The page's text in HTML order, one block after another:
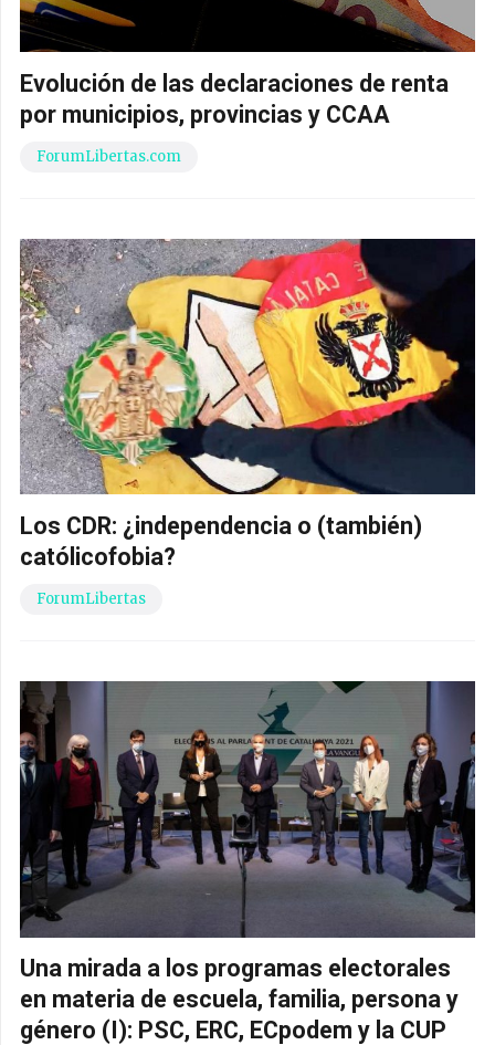
Evolución de las declaraciones de renta
por municipios, provincias y CCAA
ForumLibertas.com
Los CDR: ¿independencia o (también)
católicofobia?
ForumLibertas
Una mirada a los programas electorales
en materia de escuela, familia, persona y
género (I): PSC, ERC, ECpodem y la CUP